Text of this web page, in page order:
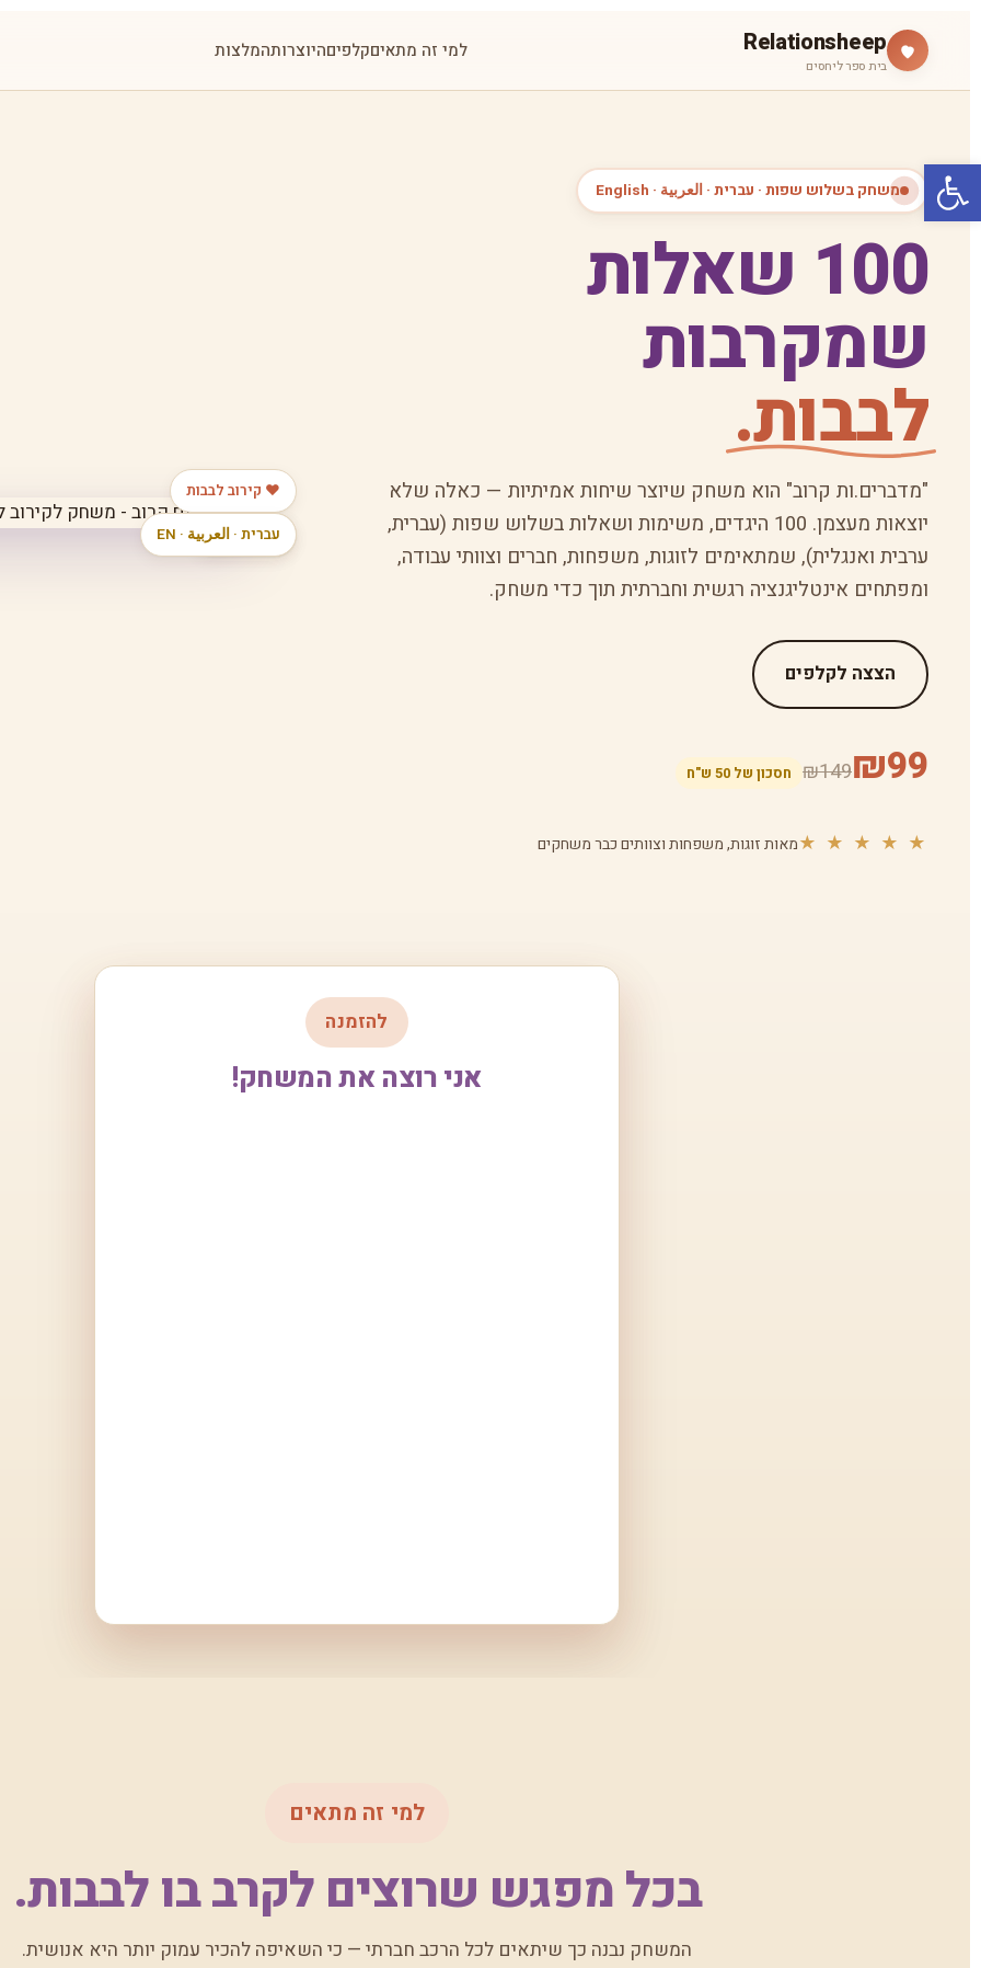
Relationsheep
בית ספר ליחסים
למי זה מתאיםקלפיםהיוצרותהמלצות
משחק בשלוש שפות · עברית · العربية · English
100 שאלות
שמקרבות
לבבות.
"מדברים.ות קרוב" הוא משחק שיוצר שיחות אמיתיות — כאלה שלא
יוצאות מעצמן. 100 היגדים, משימות ושאלות בשלוש שפות (עברית,
ערבית ואנגלית), שמתאימים לזוגות, משפחות, חברים וצוותי עבודה,
ומפתחים אינטליגנציה רגשית וחברתית תוך כדי משחק.
הצצה לקלפים
₪99
₪149 חסכון של 50 ש"ח
★ ★ ★ ★ ★מאות זוגות, משפחות וצוותים כבר משחקים
100 קלפים
♥ קירוב לבבות
עברית · العربية · EN
להזמנה
אני רוצה את המשחק!
למי זה מתאים
בכל מפגש שרוצים לקרב בו לבבות.
המשחק נבנה כך שיתאים לכל הרכב חברתי — כי השאיפה להכיר עמוק יותר היא אנושית.
פתח סרגל נגישות